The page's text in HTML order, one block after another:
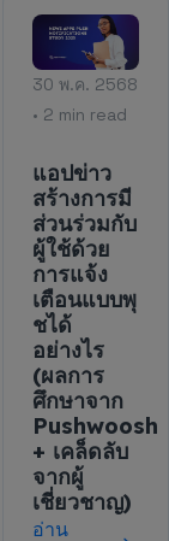
30 พ.ค. 2568
• 2 min read
แอปข่าว
สร้างการมี
ส่วนร่วมกับ
ผู้ใช้ด้วย
การแจ้ง
เตือนแบบพุ
ชได้
อย่างไร
(ผลการ
ศึกษาจาก
Pushwoosh
+ เคล็ดลับ
จากผู้
เชี่ยวชาญ)
อ่าน